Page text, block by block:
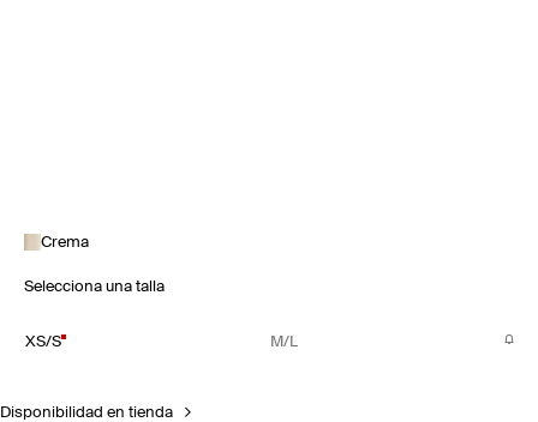
Crema
Selecciona una talla
XS/S M/L
Disponibilidad en tienda